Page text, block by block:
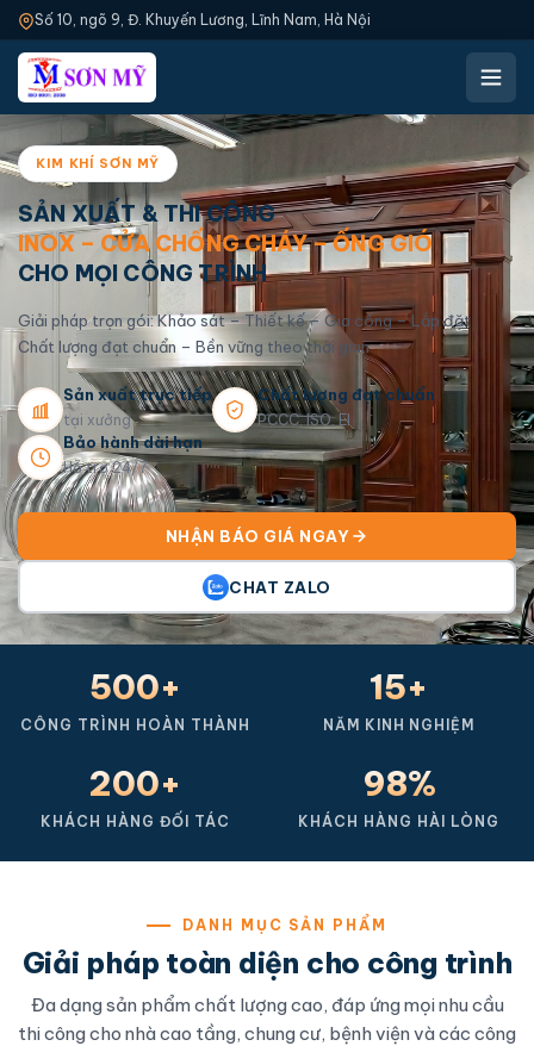
Số 10, ngõ 9, Đ. Khuyến Lương, Lĩnh Nam, Hà Nội
KIM KHÍ SƠN MỸ
SẢN XUẤT & THI CÔNG
INOX – CỬA CHỐNG CHÁY – ỐNG GIÓ
CHO MỌI CÔNG TRÌNH
Giải pháp trọn gói: Khảo sát – Thiết kế – Gia công – Lắp đặt
Chất lượng đạt chuẩn – Bền vững theo thời gian
Sản xuất trực tiếp
tại xưởng
Chất lượng đạt chuẩn
PCCC, ISO, EI
Bảo hành dài hạn
Hỗ trợ 24/7
NHẬN BÁO GIÁ NGAY
CHAT ZALO
500+
CÔNG TRÌNH HOÀN THÀNH
15+
NĂM KINH NGHIỆM
200+
KHÁCH HÀNG ĐỐI TÁC
98%
KHÁCH HÀNG HÀI LÒNG
DANH MỤC SẢN PHẨM
Giải pháp toàn diện cho công trình
Đa dạng sản phẩm chất lượng cao, đáp ứng mọi nhu cầu
thi công cho nhà cao tầng, chung cư, bệnh viện và các công